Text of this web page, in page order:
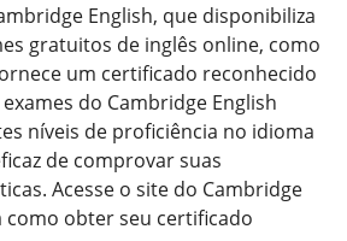
English, que disponibiliza
gratuitos de inglês online, como
um certificado reconhecido
do Cambridge English
níveis de proficiência no idioma
de comprovar suas
Acesse o site do Cambridge
como obter seu certificado